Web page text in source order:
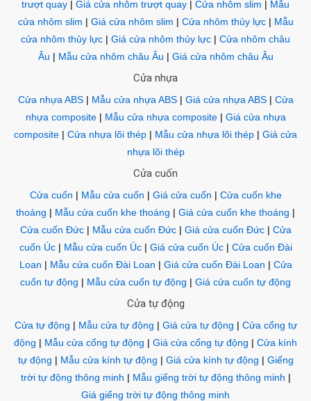
trượt quay | Giá cửa nhôm trượt quay | Cửa nhôm slim | Mẫu
cửa nhôm slim | Giá cửa nhôm slim | Cửa nhôm thủy lực| Mẫu
cửa nhôm thủy lực | Giá cửa nhôm thủy lực | Cửa nhôm châu
Âu | Mẫu cửa nhôm châu Âu | Giá cửa nhôm châu Âu
Cửa nhựa
Cửa nhựa ABS| Mẫu cửa nhựa ABS| Giá cửa nhựa ABS| Cửa
nhựa composite| Mẫu cửa nhựa composite| Giá cửa nhựa
composite | Cửa nhựa lõi thép | Mẫu cửa nhựa lõi thép | Giá cửa
nhựa lõi thép
Cửa cuốn
Cửa cuốn | Mẫu cửa cuốn | Giá cửa cuốn | Cửa cuốn khe
thoáng | Mẫu cửa cuốn khe thoáng | Giá cửa cuốn khe thoáng |
Cửa cuốn Đức| Mẫu cửa cuốn Đức| Giá cửa cuốn Đức| Cửa
cuốn Úc| Mẫu cửa cuốn Úc| Giá cửa cuốn Úc| Cửa cuốn Đài
Loan | Mẫu cửa cuốn Đài Loan | Giá cửa cuốn Đài Loan | Cửa
cuốn tự động | Mẫu cửa cuốn tự động | Giá cửa cuốn tự động
Cửa tự động
Cửa tự động | Mẫu cửa tự động | Giá cửa tự động | Cửa cổng tự
động | Mẫu cửa cổng tự động | Giá cửa cổng tự động | Cửa kính
tự động | Mẫu cửa kính tự động | Giá cửa kính tự động | Giếng
trời tự động thông minh | Mẫu giếng trời tự động thông minh |
Giá giếng trời tự động thông minh